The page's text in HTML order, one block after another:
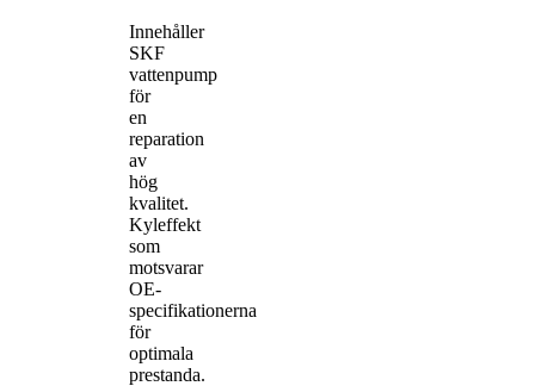
Innehåller
SKF
vattenpump
för
en
reparation
av
hög
kvalitet.
Kyleffekt
som
motsvarar
OE-
specifikationerna
för
optimala
prestanda.